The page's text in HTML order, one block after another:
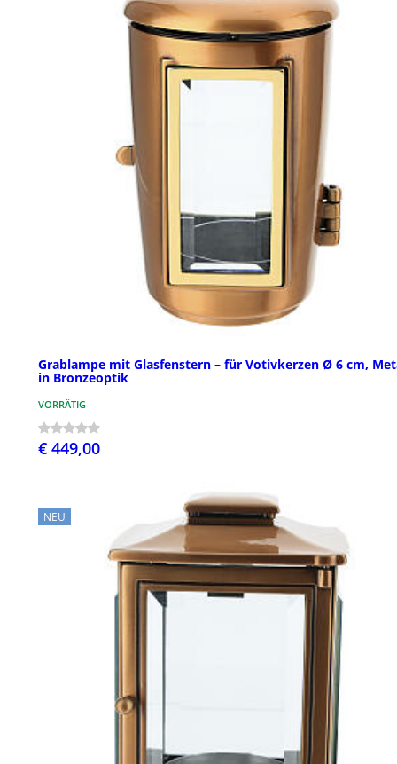
Grablampe mit Glasfenstern – für Votivkerzen Ø 6 cm,
in Bronzeoptik
VORRÄTIG
€ 449,00
NEU